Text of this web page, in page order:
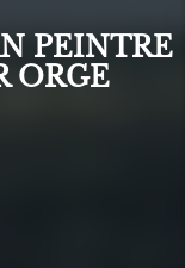
PEINTRE
ORGE